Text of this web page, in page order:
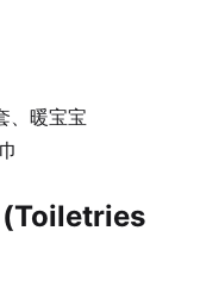
、暖宝宝
(Toiletries